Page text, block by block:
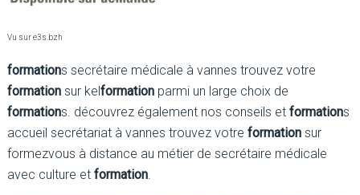
Vu sur e3s.bzh
formations secrétaire médicale à vannes trouvez votre
formationsur kel formationparmi un large choix de
formations. découvrez également nos conseils et formations
accueil secrétariat à vannes trouvez votre formationsur
formezvous à distance au métier de secrétaire médicale
avec culture et formation.